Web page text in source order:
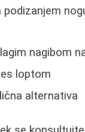
podizanjem
nagibom
loptom
alternativa